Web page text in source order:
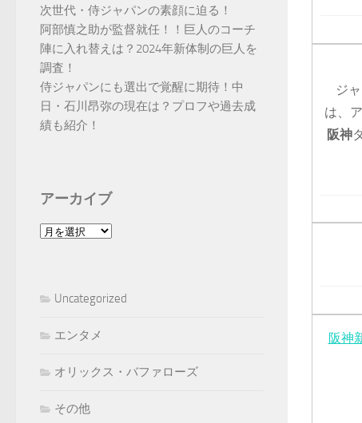
ジ
は、
阪神
阪神
次世代・侍ジャパンの素顔に迫る！
阿部慎之助が監督就任！！巨人のコーチ
陣に入れ替えは？2024年新体制の巨人を
調査！
侍ジャパンにも選出で覚醒に期待！中
日・石川昂弥の現在は？プロフや過去成
績も紹介！
アーカイブ
ア
ブ
Uncategorized
エンタメ
オリックス・バファローズ
その他